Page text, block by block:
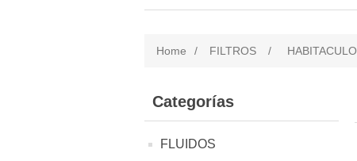
Home / FILTROS / HABITACULO
Categorías
FLUIDOS